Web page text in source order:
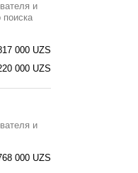
и
поиска
000 UZS
000 UZS
и
000 UZS